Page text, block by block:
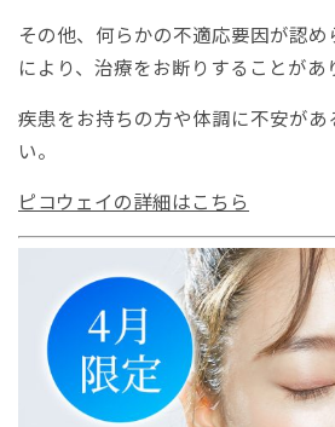
その他、何らかの不適応要因が認
により、治療をお断りすることがあ
疾患をお持ちの方や体調に不安があ
い。
ピコウェイの詳細はこちら